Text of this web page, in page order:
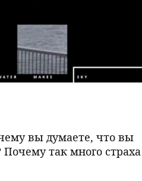
вы думаете, что вы
так много